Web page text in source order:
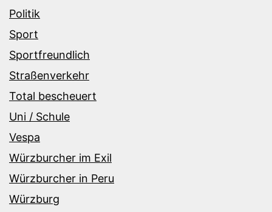
Politik
Sport
Sportfreundlich
Straßenverkehr
Total bescheuert
Uni / Schule
Vespa
Würzburcher im Exil
Würzburcher in Peru
Würzburg